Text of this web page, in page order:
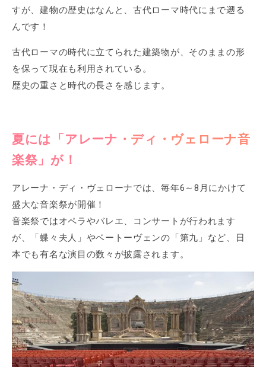
すが、建物の歴史はなんと、古代ローマ時代にまで遡る
んです！
古代ローマの時代に立てられた建築物が、そのままの形
を保って現在も利用されている。
歴史の重さと時代の長さを感じます。
夏には「アレーナ・ディ・ヴェローナ音
楽祭」が！
アレーナ・ディ・ヴェローナでは、毎年6～8月にかけて
盛大な音楽祭が開催！
音楽祭ではオペラやバレエ、コンサートが行われます
が、「蝶々夫人」やベートーヴェンの「第九」など、日
本でも有名な演目の数々が披露されます。